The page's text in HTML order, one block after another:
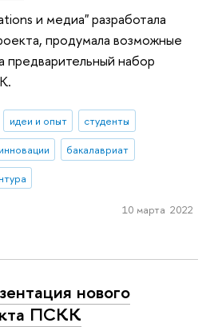
и медиа" разработала
продумала возможные
набор
идеи и опыт
студенты
инновации
бакалавриат
10 марта 2022
нового
ПСКК